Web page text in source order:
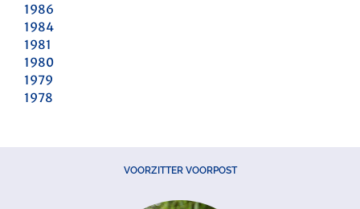
1986
1984
1981
1980
1979
1978
VOORZITTER VOORPOST